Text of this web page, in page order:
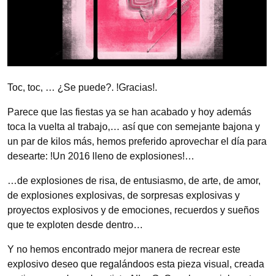
Toc, toc, … ¿Se puede?. !Gracias!.
Parece que las fiestas ya se han acabado y hoy además
toca la vuelta al trabajo,… así que con semejante bajona y
un par de kilos más, hemos preferido aprovechar el día para
desearte: !Un 2016 lleno de explosiones!…
…de explosiones de risa, de entusiasmo, de arte, de amor,
de explosiones explosivas, de sorpresas explosivas y
proyectos explosivos y de emociones, recuerdos y sueños
que te exploten desde dentro…
Y no hemos encontrado mejor manera de recrear este
explosivo deseo que regalándoos esta pieza visual, creada